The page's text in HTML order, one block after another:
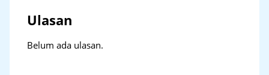
Ulasan
Belum ada ulasan.